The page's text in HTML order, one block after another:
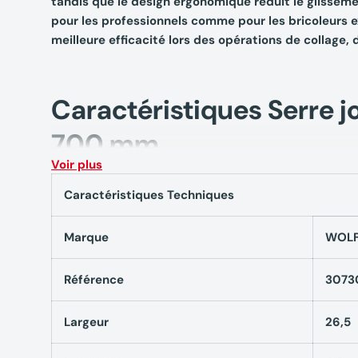
pour les professionnels comme pour les bricoleurs
meilleure efficacité lors des opérations de collage,
Caractéristiques Serre
700 mm
Mécanisme : déclencheur à une main pour
sciage ou perçage, fixation temporaire pour
et libération rapide, distribution uniforme de la
Accessoires inclus
Voir plus
Caractéristiques Techniques
Marque
Référence
Largeur 26,5